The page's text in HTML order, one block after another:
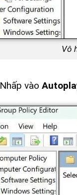
Vô
Nhấp vào